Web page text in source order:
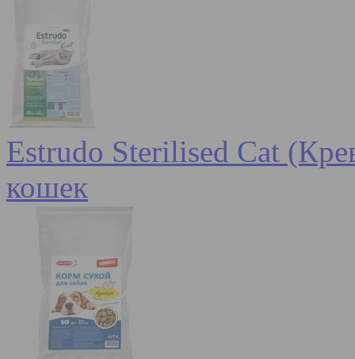
Estrudo Sterilised Cat
кошек